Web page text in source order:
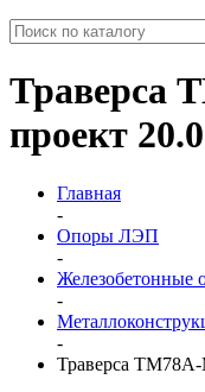
Траверса
проект
Главная
-
Опоры ЛЭП
-
-
-
Траверса ТМ78А-